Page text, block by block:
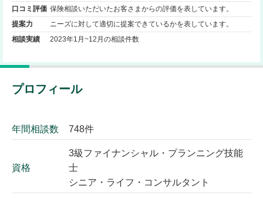
口コミ評価 保険相談いただいたお客さまからの評価を表しています。
提案力
ニーズに対して適切に提案できているかを表しています。
相談実績
2023年1月~12月の相談件数
プロフィール
年間相談数 748件
資格
3級ファイナンシャル・プランニング技能
士
シニア・ライフ・コンサルタント